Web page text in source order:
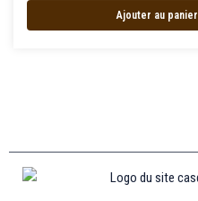
Ajouter au panier